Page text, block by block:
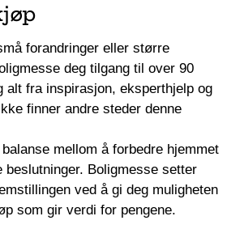
forandringer eller større
deg tilgang til over 90
alt fra inspirasjon, eksperthjelp og
finner andre steder denne
mellom å forbedre hjemmet
Boligmesse setter
ved å gi deg muligheten
som gir verdi for pengene.